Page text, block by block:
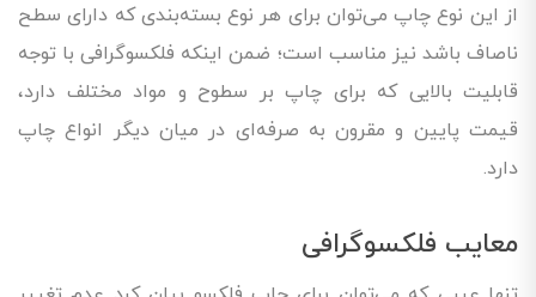
از این نوع چاپ می‌توان برای هر نوع بسته‌بندی که دارای سطح
ناصاف باشد نیز مناسب است؛ ضمن اینکه فلکسوگرافی با توجه
قابلیت بالایی که برای چاپ بر سطوح و مواد مختلف دارد،
قیمت پایین و مقرون به صرفه‌ای در میان دیگر انواع چاپ
دارد.
معایب فلکسوگرافی